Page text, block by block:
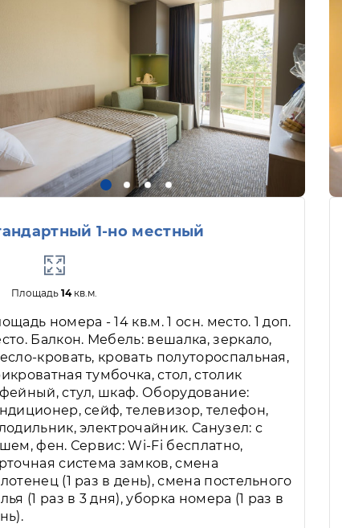
1-но местный
Площадь14кв.м.
номера - 14 кв.м. 1 осн. место. 1 доп.
Балкон. Мебель: вешалка, зеркало,
кровать, кровать полутороспальная,
тумбочка, стол, столик
стул, шкаф. Оборудование:
сейф, телевизор, телефон,
электрочайник. Санузел: с
фен. Сервис: Wi-Fi бесплатно,
система замков, смена
(1 раз в день), смена постельного
(1 раз в 3 дня), уборка номера (1 раз в